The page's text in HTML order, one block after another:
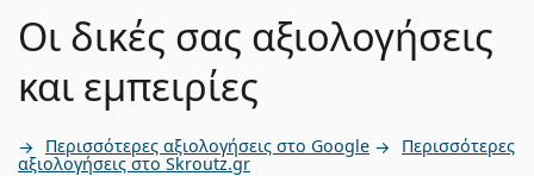
Οι δικές σας αξιολογήσεις
και εμπειρίες
Περισσότερες αξιολογήσεις στο Google Περισσότερες
αξιολογήσεις στο Skroutz.gr